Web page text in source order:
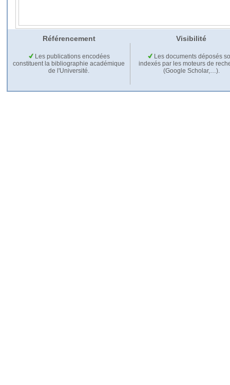
Référencement Visibilité
Les publications encodées
constituent la bibliographie académique
de l'Université.
Les documents déposés
indexés par les moteurs de
(Google Scholar,…).